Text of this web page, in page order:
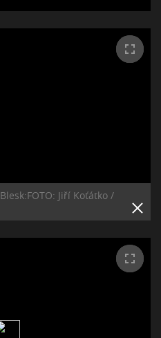
Blesk:FOTO: Jiří Koťátko /